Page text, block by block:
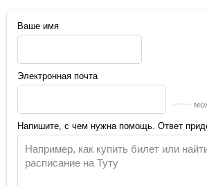
Ваше имя
Электронная почта
Напишите, с чем нужна помощь. Ответ